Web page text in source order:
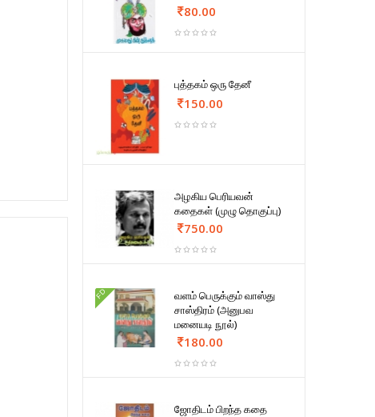
80.00
புத்தகம் ஒரு தேனீ
150.00
அழகிய பெரியவன்
கதைகள் (முழு தொகுப்பு)
750.00
FD
வளம் பெருக்கும் வாஸ்து
சாஸ்திரம் (அனுபவ
மனையடி நூல்)
180.00
ஜோதிடம் பிறந்த கதை